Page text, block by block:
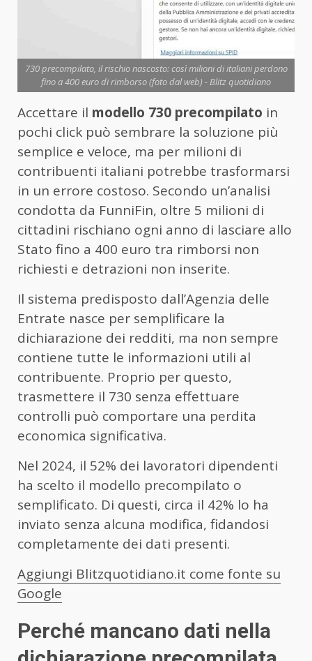
730 precompilato, il rischio nascosto: così milioni di italiani perdono
fino a 400 euro di rimborso (foto dal web) - Blitz quotidiano
Accettare il modello 730 precompilato in
pochi click può sembrare la soluzione più
semplice e veloce, ma per milioni di
contribuenti italiani potrebbe trasformarsi
in un errore costoso. Secondo un’analisi
condotta da FunniFin, oltre 5 milioni di
cittadini rischiano ogni anno di lasciare allo
Stato fino a 400 euro tra rimborsi non
richiesti e detrazioni non inserite.
Il sistema predisposto dall’Agenzia delle
Entrate nasce per semplificare la
dichiarazione dei redditi, ma non sempre
contiene tutte le informazioni utili al
contribuente. Proprio per questo,
trasmettere il 730 senza effettuare
controlli può comportare una perdita
economica significativa.
Nel 2024, il 52% dei lavoratori dipendenti
ha scelto il modello precompilato o
semplificato. Di questi, circa il 42% lo ha
inviato senza alcuna modifica, fidandosi
completamente dei dati presenti.
Aggiungi Blitzquotidiano.it come fonte su
Google
Perché mancano dati nella